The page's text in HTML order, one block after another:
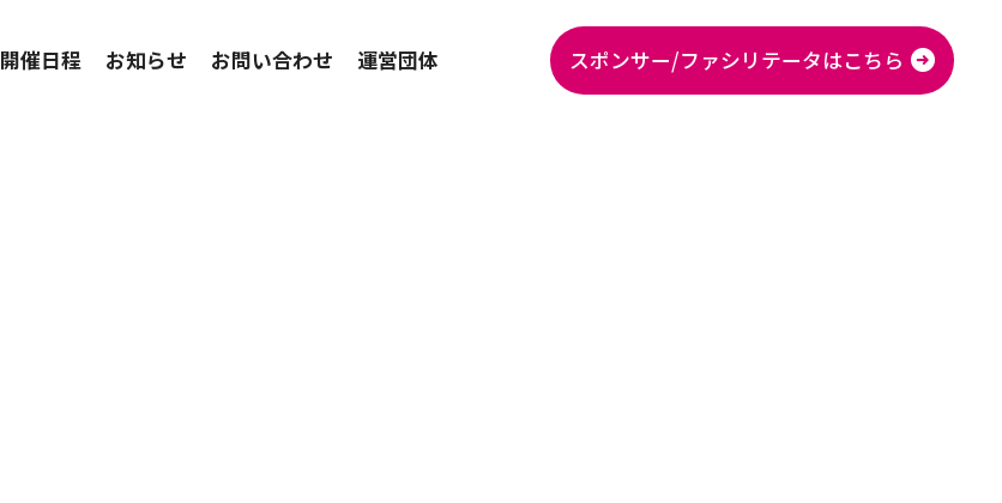
開催日程 お知らせ お問い合わせ 運営団体 スポンサー/ファシリテータはこちら